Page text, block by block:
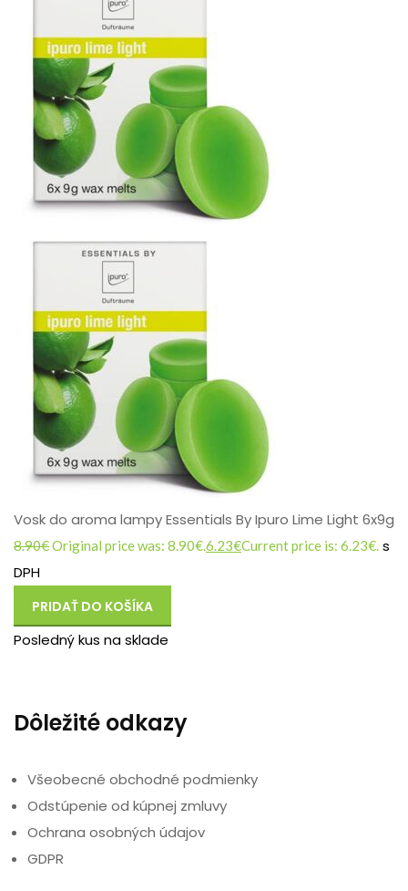
Vosk do aroma lampy Essentials By Ipuro Lime Light 6x9g
8.90€Original price was: 8.90€.6.23€Current price is: 6.23€. s
DPH
PRIDAŤ DO KOŠÍKA
Posledný kus na sklade
Dôležité odkazy
Všeobecné obchodné podmienky
Odstúpenie od kúpnej zmluvy
Ochrana osobných údajov
GDPR